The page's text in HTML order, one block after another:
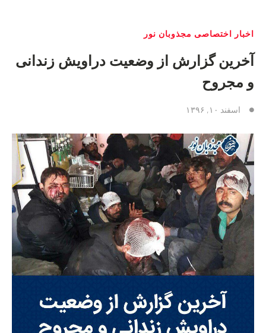
اخبار اختصاصی مجذوبان نور
آخرین گزارش از وضعیت دراویش زندانی
و مجروح
اسفند ۱۰, ۱۳۹۶